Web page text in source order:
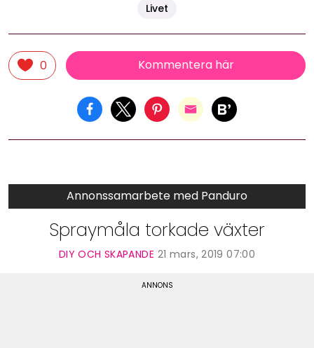
Livet
0 Kommentera här
Annonssamarbete med Panduro
Spraymåla torkade växter
DIY OCH SKAPANDE 21 mars, 2019 07:00